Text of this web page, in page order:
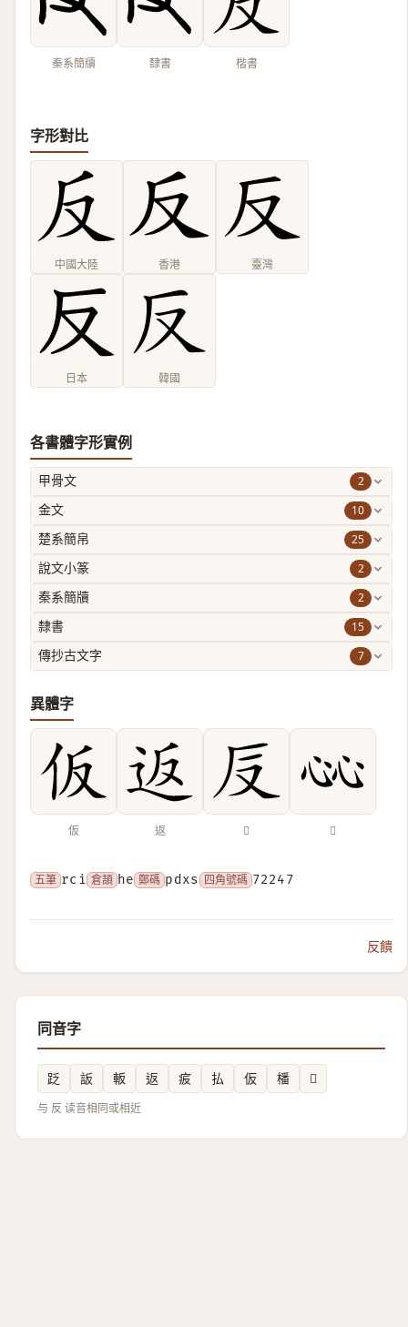
秦系簡牘 隸書 楷書
字形對比
中國大陸 香港 臺灣
日本 韓國
各書體字形實例
甲骨文 2
金文 10
楚系簡帛 25
說文小篆 2
秦系簡牘 2
隸書 15
傳抄古文字 7
異體字
仮 返 𠬡 𢗰
五筆 rci 倉頡 he 鄭碼 pdxs 四角號碼 72247
反饋
同音字
䟪 䛀 䡊 返 㽹 払 仮 橎 𦜒
与 反 读音相同或相近